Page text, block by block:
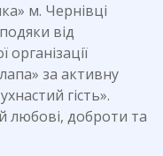
м. Чернівці
від
організації
за активну
гість».
любові, доброти та